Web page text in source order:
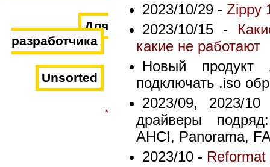
Для
разработчика
Unsorted
*
2023/10/29 - Zippy
2023/10/15 -
какие не работают
Новый
подключать .iso
2023/09, 2023/
драйверы
AHCI, Panorama,
2023/10 - Reformat